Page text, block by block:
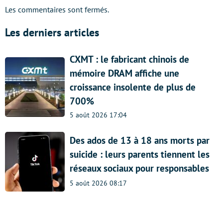
Les commentaires sont fermés.
Les derniers articles
CXMT : le fabricant chinois de
mémoire DRAM affiche une
croissance insolente de plus de
700%
5 août 2026 17:04
Des ados de 13 à 18 ans morts par
suicide : leurs parents tiennent les
réseaux sociaux pour responsables
5 août 2026 08:17